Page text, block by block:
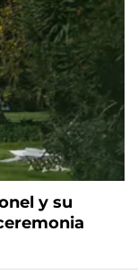
y su